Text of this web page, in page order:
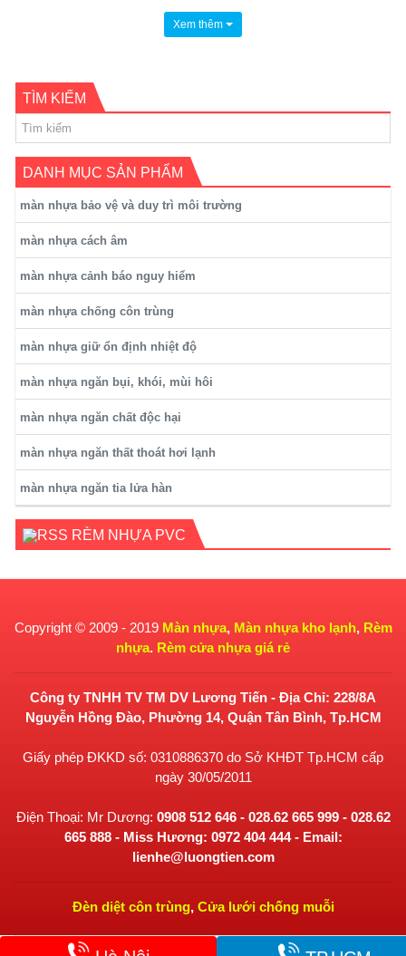
Xem thêm
TÌM KIẾM
DANH MỤC SẢN PHẨM
màn nhựa bảo vệ và duy trì môi trường
màn nhựa cách âm
màn nhựa cảnh báo nguy hiểm
màn nhựa chống côn trùng
màn nhựa giữ ổn định nhiệt độ
màn nhựa ngăn bụi, khói, mùi hôi
màn nhựa ngăn chất độc hại
màn nhựa ngăn thất thoát hơi lạnh
màn nhựa ngăn tia lửa hàn
RÈM NHỰA PVC
Copyright © 2009 - 2019 Màn nhựa, Màn nhựa kho lạnh, Rèm
nhựa. Rèm cửa nhựa giá rẻ
Công ty TNHH TV TM DV Lương Tiến - Địa Chỉ: 228/8A
Nguyễn Hồng Đào, Phường 14, Quận Tân Bình, Tp.HCM
Giấy phép ĐKKD số: 0310886370 do Sở KHĐT Tp.HCM cấp
ngày 30/05/2011
Điện Thoại: Mr Dương: 0908 512 646 - 028.62 665 999 - 028.62
665 888 - Miss Hương: 0972 404 444 - Email:
lienhe@luongtien.com
Đèn diệt côn trùng, Cửa lưới chống muỗi